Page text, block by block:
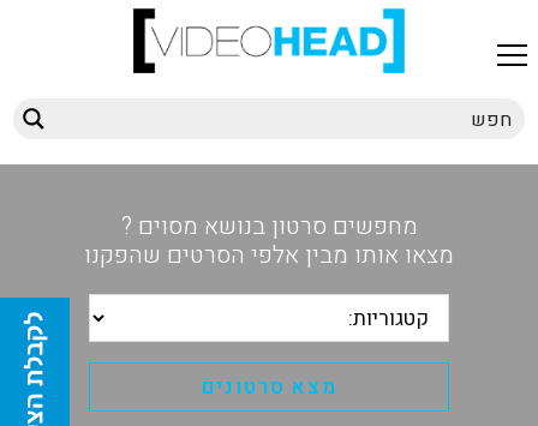
מחפשים סרטון בנושא מסוים ?
מצאו אותו מבין אלפי הסרטים שהפקנו